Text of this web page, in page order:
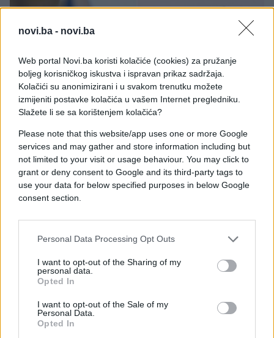
novi.ba - novi.ba
Web portal Novi.ba koristi kolačiće (cookies) za pružanje
boljeg korisničkog iskustva i ispravan prikaz sadržaja.
Kolačići su anonimizirani i u svakom trenutku možete
izmijeniti postavke kolačića u vašem Internet pregledniku.
Slažete li se sa korištenjem kolačića?
Please note that this website/app uses one or more Google
services and may gather and store information including but
not limited to your visit or usage behaviour. You may click to
grant or deny consent to Google and its third-party tags to
use your data for below specified purposes in below Google
consent section.
Personal Data Processing Opt Outs
I want to opt-out of the Sharing of my
personal data.
Opted In
I want to opt-out of the Sale of my
Personal Data.
Opted In
SVIJET
05.03.26. 21:53
Šok iz Bratislave, Fico pokazao satelitske snimke:
Saznaj više